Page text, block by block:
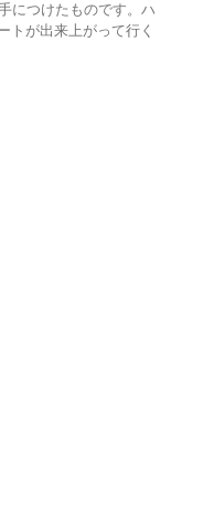
につけたものです。ハ
トが出来上がって行く